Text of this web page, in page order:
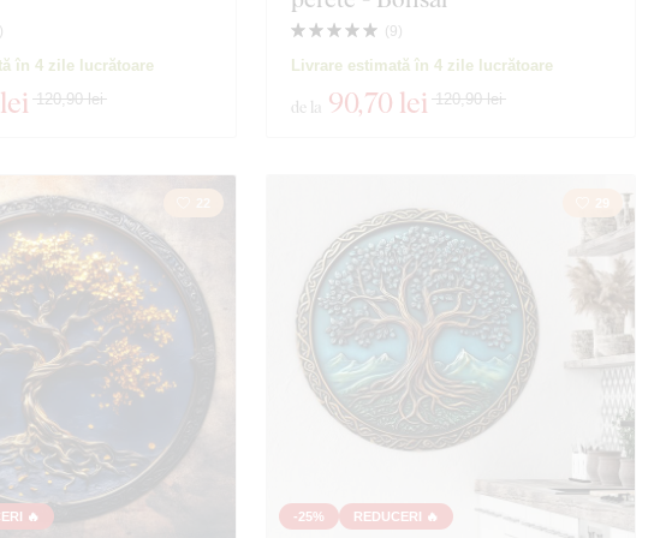
)
în 4 zile lucrătoare
120,90 lei
(9)
Livrare estimată în 4 zile lucrătoare
de la 90,70 lei 120,90 lei
🔥 -25% REDUCERI 🔥